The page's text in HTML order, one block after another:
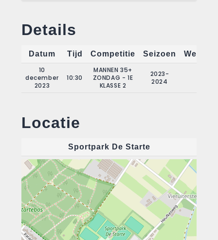
Details
Datum Tijd Competitie Seizoen
10
december
2023
10:30
MANNEN 35+
ZONDAG - 1E
KLASSE 2
2023-
2024
Locatie
Sportpark De Starte